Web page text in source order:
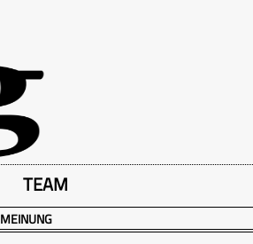
TEAM
MEINUNG